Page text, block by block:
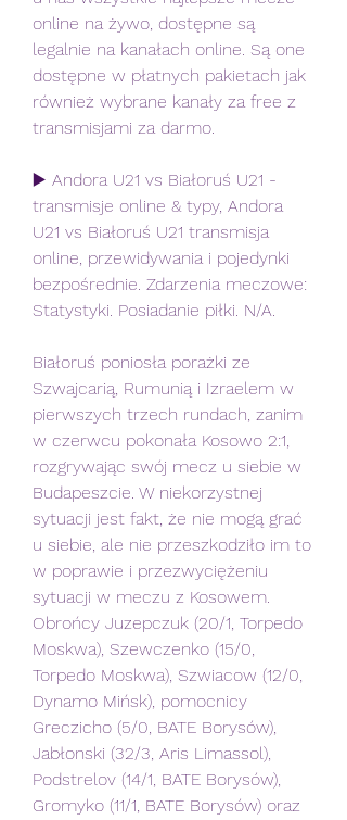
online na żywo, dostępne są
legalnie na kanałach online. Są one
dostępne w płatnych pakietach jak
również wybrane kanały za free z
transmisjami za darmo.
▶️ Andora U21 vs Białoruś U21 -
transmisje online & typy, Andora
U21 vs Białoruś U21 transmisja
online, przewidywania i pojedynki
bezpośrednie. Zdarzenia meczowe:
Statystyki. Posiadanie piłki. N/A.
Białoruś poniosła porażki ze
Szwajcarią, Rumunią i Izraelem w
pierwszych trzech rundach, zanim
w czerwcu pokonała Kosowo 2:1,
rozgrywając swój mecz u siebie w
Budapeszcie. W niekorzystnej
sytuacji jest fakt, że nie mogą grać
u siebie, ale nie przeszkodziło im to
w poprawie i przezwyciężeniu
sytuacji w meczu z Kosowem.
Obrońcy Juzepczuk (20/1, Torpedo
Moskwa), Szewczenko (15/0,
Torpedo Moskwa), Szwiacow (12/0,
Dynamo Mińsk), pomocnicy
Greczicho (5/0, BATE Borysów),
Jabłonski (32/3, Aris Limassol),
Podstrelov (14/1, BATE Borysów),
Gromyko (11/1, BATE Borysów) oraz